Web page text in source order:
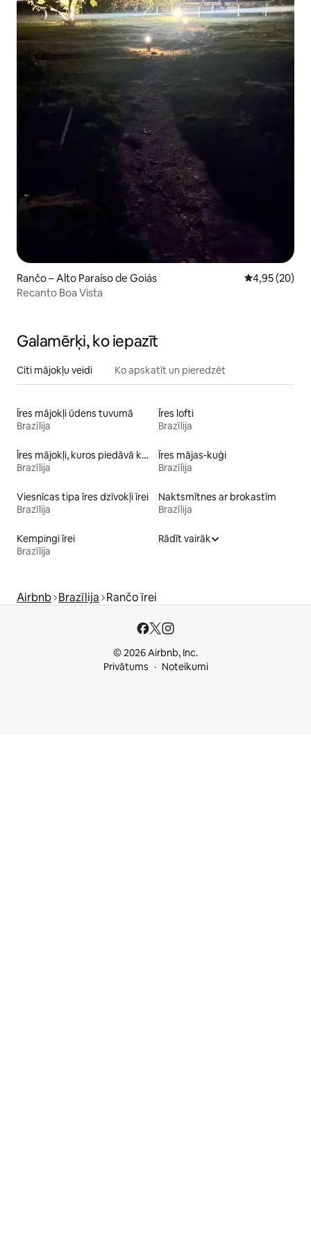
Rančo – Alto Paraíso de Goiás Vidējais
4,95 (20)
Recanto Boa Vista
Galamērķi, ko iepazīt
Citi mājokļu veidi Ko apskatīt un pieredzēt
Īres mājokļi ūdens tuvumā
Brazīlija
Īres lofti
Brazīlija
Īres mājokļi, kuros piedāvā kajakus
Brazīlija
Īres mājas-kuģi
Brazīlija
Viesnīcas tipa īres dzīvokļi īrei
Brazīlija
Naktsmītnes ar brokastīm
Brazīlija
Kempingi īrei
Brazīlija
Rādīt vairāk
Airbnb Brazīlija Rančo īrei
© 2026 Airbnb, Inc.
Privātums
Noteikumi